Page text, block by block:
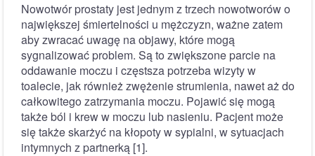
Nowotwór prostaty jest jednym z trzech nowotworów o
największej śmiertelności u mężczyzn, ważne zatem
aby zwracać uwagę na objawy, które mogą
sygnalizować problem. Są to zwiększone parcie na
oddawanie moczu i częstsza potrzeba wizyty w
toalecie, jak również zwężenie strumienia, nawet aż do
całkowitego zatrzymania moczu. Pojawić się mogą
także ból i krew w moczu lub nasieniu. Pacjent może
się także skarżyć na kłopoty w sypialni, w sytuacjach
intymnych z partnerką [1].